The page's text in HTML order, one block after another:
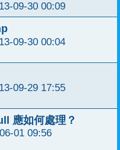
09-30 00:09
09-30 00:04
09-29 17:55
應如何處理？
01 09:56